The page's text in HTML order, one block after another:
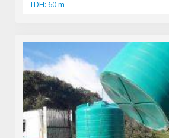
TDH: 60 m